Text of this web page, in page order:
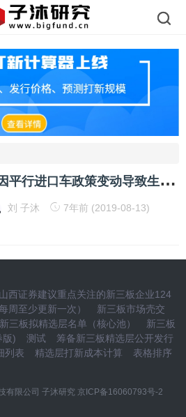
或
因平行进口车政策变动导致生意失败 图灵汽车实控人冯浩交不起2000元罚款
刘 子沐 7年前 (2019-08-13)
山西证券建议重点关注的新三板企业124
周至少更新一次）
新三板市场壳交
新三板拟精选层名单（核心池）
新三板
版)
测试
筹备新三板精选层公开发行
列表
精选层打新成本计算
表格排序
有限公司 子沐研究 京ICP备16060793号-2